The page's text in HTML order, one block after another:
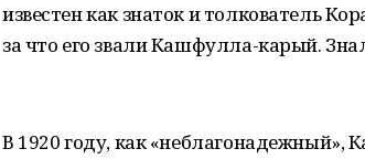
известен как знаток и толкователь
за что его звали Кашфулла-карый.
В 1920 году, как